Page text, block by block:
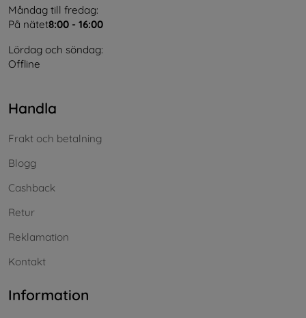
Måndag till fredag:
På nätet8:00 - 16:00
Lördag och söndag:
Offline
Handla
Frakt och betalning
Blogg
Cashback
Retur
Reklamation
Kontakt
Information